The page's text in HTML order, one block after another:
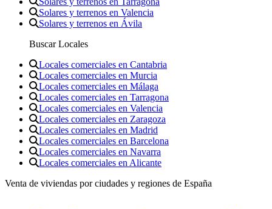
Solares y terrenos en Valencia
Solares y terrenos en Ávila
Buscar Locales
Locales comerciales en Cantabria
Locales comerciales en Murcia
Locales comerciales en Málaga
Locales comerciales en Tarragona
Locales comerciales en Valencia
Locales comerciales en Zaragoza
Locales comerciales en Madrid
Locales comerciales en Barcelona
Locales comerciales en Navarra
Locales comerciales en Alicante
Venta de viviendas por ciudades y regiones de España